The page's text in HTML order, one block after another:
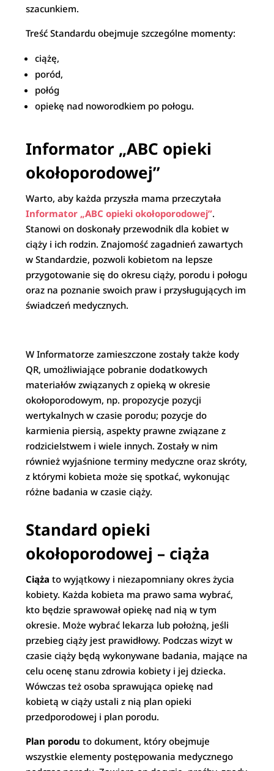
szacunkiem.
Treść Standardu obejmuje szczególne momenty:
ciążę,
poród,
połóg
opiekę nad noworodkiem po połogu.
Informator „ABC opieki
okołoporodowej”
Warto, aby każda przyszła mama przeczytała
Informator „ABC opieki okołoporodowej”.
Stanowi on doskonały przewodnik dla kobiet w
ciąży i ich rodzin. Znajomość zagadnień zawartych
w Standardzie, pozwoli kobietom na lepsze
przygotowanie się do okresu ciąży, porodu i połogu
oraz na poznanie swoich praw i przysługujących im
świadczeń medycznych.
W Informatorze zamieszczone zostały także kody
QR, umożliwiające pobranie dodatkowych
materiałów związanych z opieką w okresie
okołoporodowym, np. propozycje pozycji
wertykalnych w czasie porodu; pozycje do
karmienia piersią, aspekty prawne związane z
rodzicielstwem i wiele innych. Zostały w nim
również wyjaśnione terminy medyczne oraz skróty,
z którymi kobieta może się spotkać, wykonując
różne badania w czasie ciąży.
Standard opieki
okołoporodowej – ciąża
Ciąża to wyjątkowy i niezapomniany okres życia
kobiety. Każda kobieta ma prawo sama wybrać,
kto będzie sprawował opiekę nad nią w tym
okresie. Może wybrać lekarza lub położną, jeśli
przebieg ciąży jest prawidłowy. Podczas wizyt w
czasie ciąży będą wykonywane badania, mające na
celu ocenę stanu zdrowia kobiety i jej dziecka.
Wówczas też osoba sprawująca opiekę nad
kobietą w ciąży ustali z nią plan opieki
przedporodowej i plan porodu.
Plan porodu to dokument, który obejmuje
wszystkie elementy postępowania medycznego